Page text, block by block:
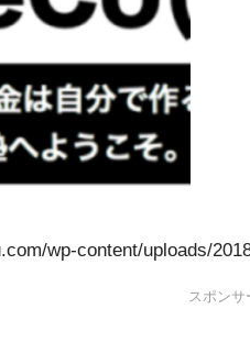
wp-content/uploads/
スポンサ